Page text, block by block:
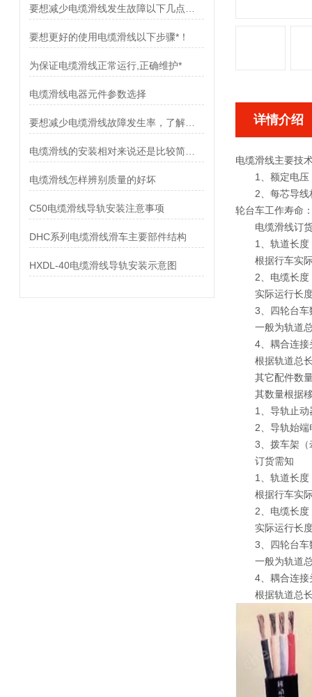
要想更好的使用电缆滑线以下步骤*！
为保证电缆滑线正常运行,正确维护*
电缆滑线电器元件参数选择
电缆滑线怎样辨别质量的好坏
C50电缆滑线导轨安装注意事项
DHC系列电缆滑线滑车主要部件结构
HXDL-40电缆滑线导轨安装示意图
详情介绍
电缆滑线主要技
1、额定电压
2、每芯导线材
轮台车工作寿命
电缆滑线订
1、轨道长度
根据行车实际
2、电缆长度
实际运行长度+
3、四轮台车
一般为轨道总
4、耦合连接
根据轨道总长
其它配件数
其数量根据移
1、导轨止动
2、导轨始端
3、拨车架（
订货需知
1、轨道长度
根据行车实际
2、电缆长度
实际运行长度+
3、四轮台车
一般为轨道总
4、耦合连接
根据轨道总长